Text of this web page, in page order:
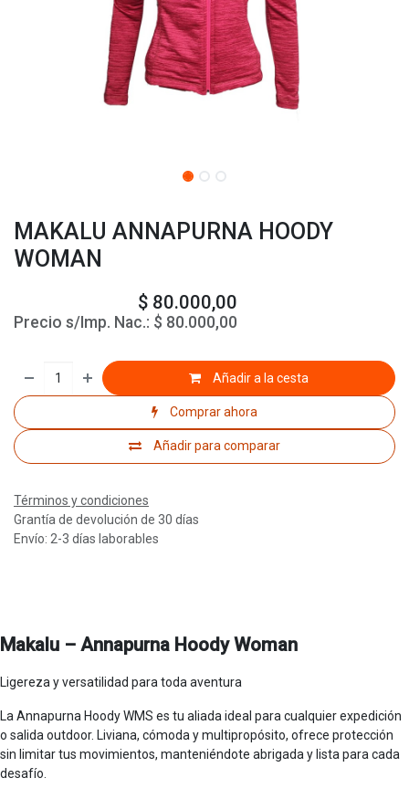
MAKALU ANNAPURNA HOODY
WOMAN
$ 80.000,00
Precio s/Imp. Nac.: $ 80.000,00
Añadir a la cesta
Comprar ahora
Añadir para comparar
Términos y condiciones
Grantía de devolución de 30 días
Envío: 2-3 días laborables
Makalu – Annapurna Hoody Woman
Ligereza y versatilidad para toda aventura
La Annapurna Hoody WMS es tu aliada ideal para cualquier expedición
o salida outdoor. Liviana, cómoda y multipropósito, ofrece protección
sin limitar tus movimientos, manteniéndote abrigada y lista para cada
desafío.